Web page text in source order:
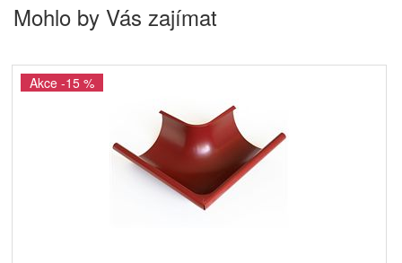
Mohlo by Vás zajímat
Akce -15 %